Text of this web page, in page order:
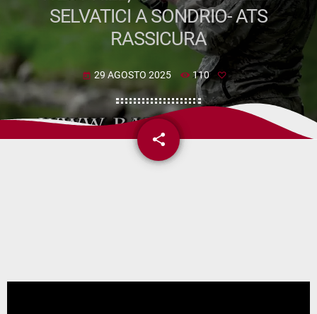
SELVATICI A SONDRIO- ATS
RASSICURA
today 29 AGOSTO 2025 110
share
email